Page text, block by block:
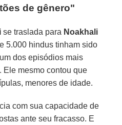
de gênero"
se traslada para Noakhali
5.000 hindus tinham sido
dos episódios mais
Ele mesmo contou que
menores de idade.
com sua capacidade de
ante seu fracasso. E